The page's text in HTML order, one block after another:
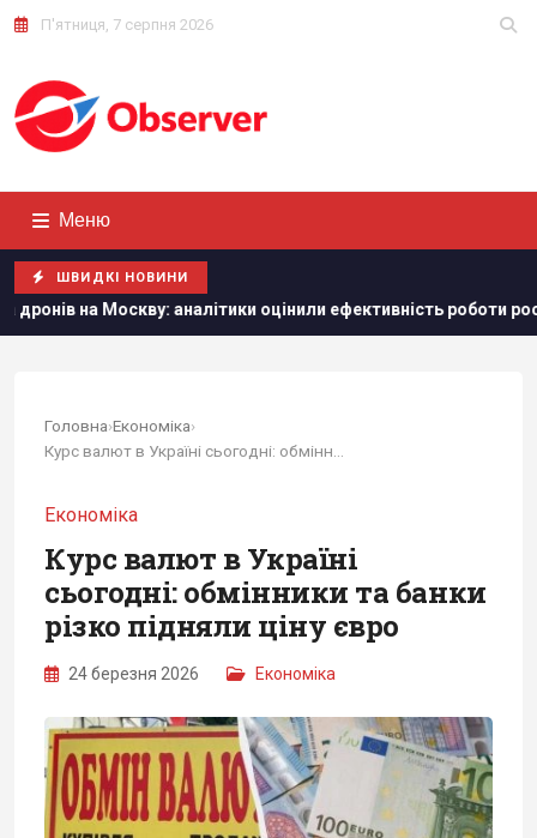
П'ятниця, 7 серпня 2026
Меню
ШВИДКІ НОВИНИ
аналітики оцінили ефективність роботи російської ППО
Головна›Економіка›
Економіка
Курс валют в Україні
сьогодні: обмінники та банки
різко підняли ціну євро
24 березня 2026 Економіка